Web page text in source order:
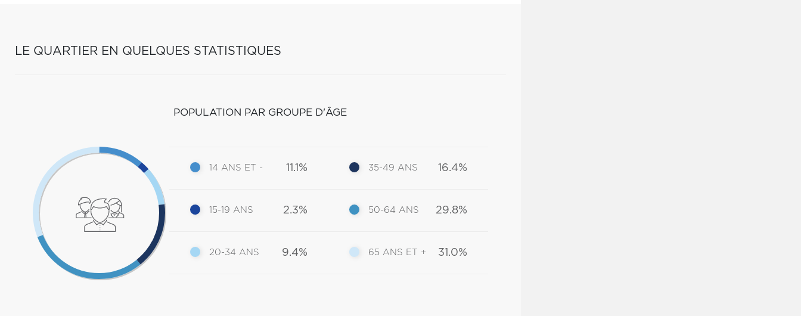
LE QUARTIER EN QUELQUES STATISTIQUES
POPULATION PAR GROUPE D'ÂGE
14 ANS ET - 11.1%
15-19 ANS 2.3%
20-34 ANS 9.4%
35-49 ANS 16.4%
50-64 ANS 29.8%
65 ANS ET + 31.0%